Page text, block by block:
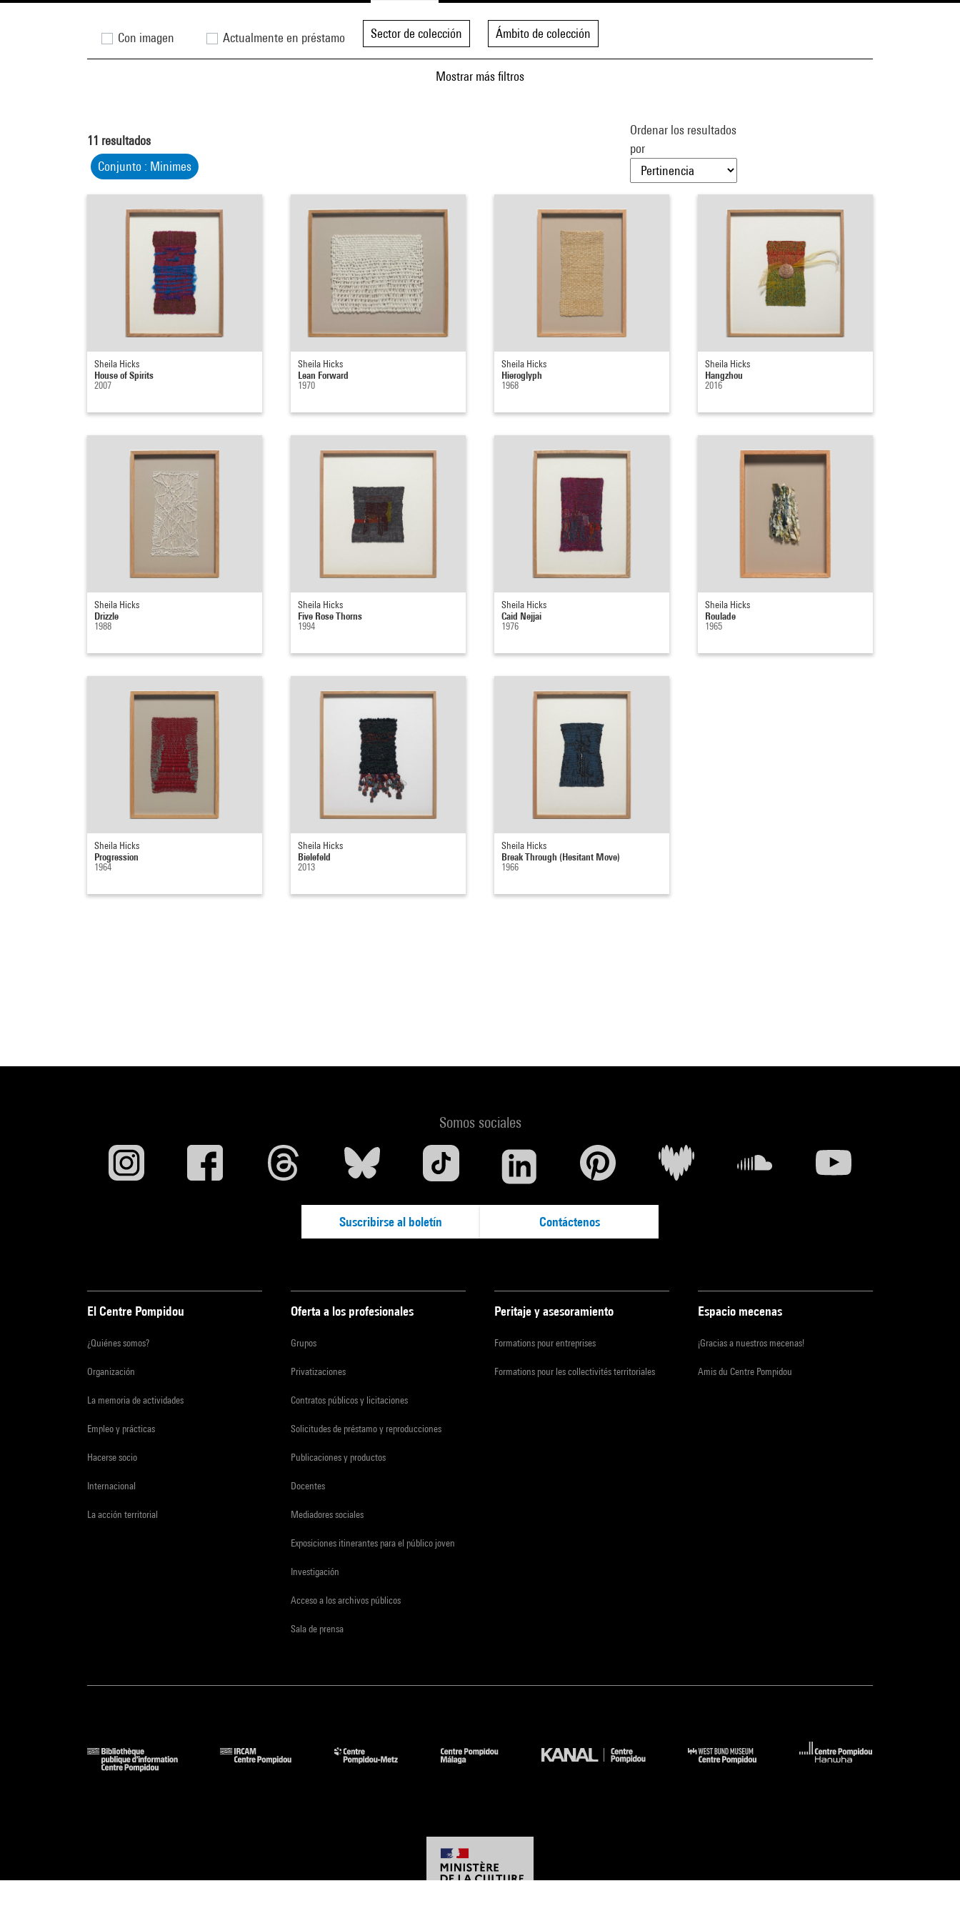
Con imagen Actualmente en préstamo Sector de colección Ámbito de colección
Mostrar más filtros
11 resultados
Conjunto : Minimes
Ordenar los resultados
por
Sheila Hicks
House of Spirits
2007
Sheila Hicks
Lean Forward
1970
Sheila Hicks
Hieroglyph
1968
Sheila Hicks
Hangzhou
2016
Sheila Hicks
Drizzle
1988
Sheila Hicks
Five Rose Thorns
1994
Sheila Hicks
Caid Nejjai
1976
Sheila Hicks
Roulade
1965
Sheila Hicks
Progression
1964
Sheila Hicks
Bielefeld
2013
Sheila Hicks
Break Through (Hesitant Move)
1966
Somos sociales
Suscribirse al boletín Contáctenos
El Centre Pompidou
¿Quiénes somos?
Organización
La memoria de actividades
Empleo y prácticas
Hacerse socio
Internacional
La acción territorial
Oferta a los profesionales
Grupos
Privatizaciones
Contratos públicos y licitaciones
Solicitudes de préstamo y reproducciones
Publicaciones y productos
Docentes
Mediadores sociales
Exposiciones itinerantes para el público joven
Investigación
Acceso a los archivos públicos
Sala de prensa
Peritaje y asesoramiento
Formations pour entreprises
Formations pour les collectivités territoriales
Espacio mecenas
¡Gracias a nuestros mecenas!
Amis du Centre Pompidou